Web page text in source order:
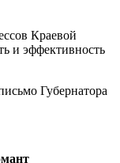
Краевой
и эффективность
Губернатора